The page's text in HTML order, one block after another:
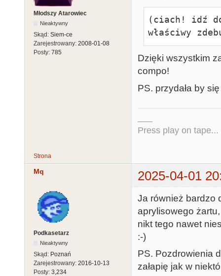
Młodszy Atarowiec
Nieaktywny
Skąd: Siem-ce
Zarejestrowany: 2008-01-08
Posty: 785
(ciach! idź
właściwy
Dzięki wszystkim
compo!
PS. przydała by
Press play on tape...
Strona
Mq 2025-04-01
Podkasetarz
Nieaktywny
Skąd: Poznań
Zarejestrowany: 2016-10-13
Posty: 3,234
Ja również bardzo
aprylisowego
nikt tego nawet
:-)
PS. Pozdrowienia
załapię jak w